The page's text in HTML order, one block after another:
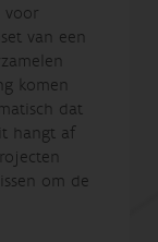
voor
van een
komen
dat
hangt af
om de